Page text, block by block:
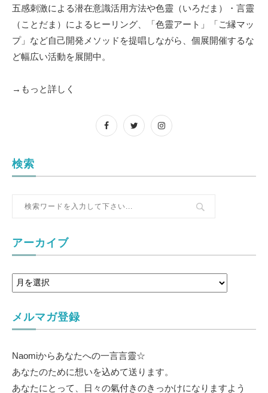
五感刺激による潜在意識活用方法や色靈（いろだま）・言靈
（ことだま）によるヒーリング、「色靈アート」「ご縁マッ
プ」など自己開発メソッドを提唱しながら、個展開催するな
ど幅広い活動を展開中。
→もっと詳しく
検索
アーカイブ
メルマガ登録
Naomiからあなたへの一言言靈☆
あなたのために想いを込めて送ります。
あなたにとって、日々の氣付きのきっかけになりますよう